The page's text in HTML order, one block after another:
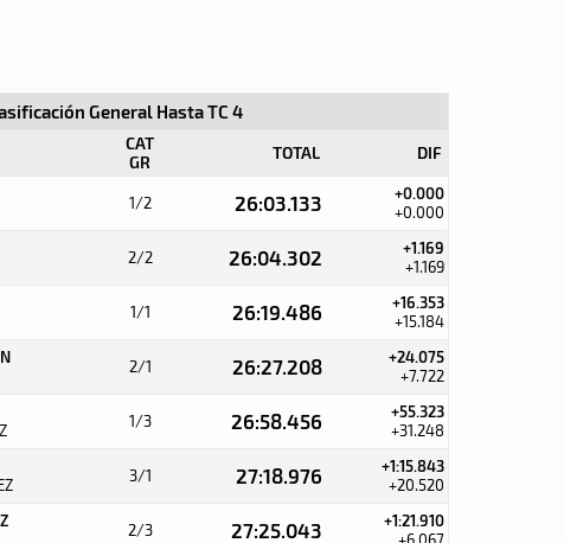
General Hasta TC 4
CAT
GR
TOTAL DIF
1/2 26:03.133 +0.000
+0.000
2/2 26:04.302 +1.169
+1.169
1/1 26:19.486 +16.353
+15.184
2/1 26:27.208 +24.075
+7.722
1/3 26:58.456 +55.323
+31.248
3/1 27:18.976 +1:15.843
+20.520
2/3 27:25.043 +1:21.910